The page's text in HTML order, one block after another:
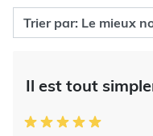
Il est tout